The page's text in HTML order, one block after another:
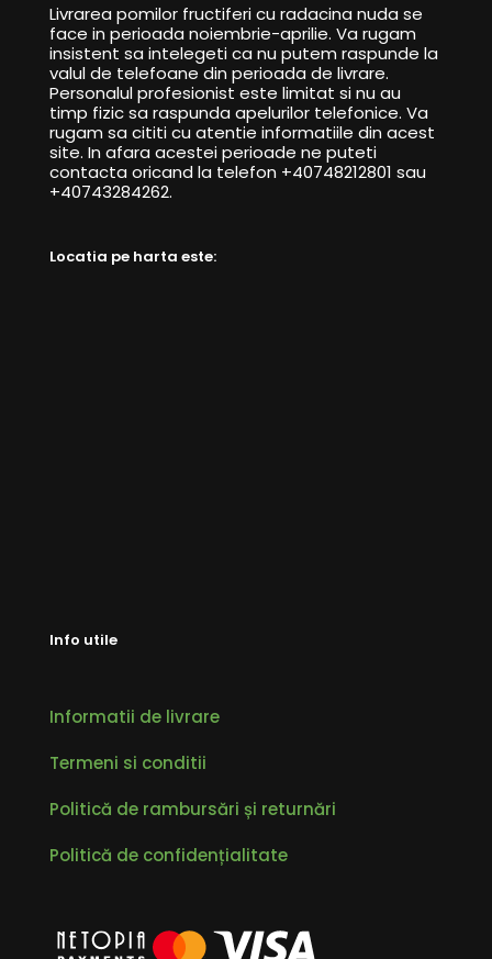
Livrarea pomilor fructiferi cu radacina nuda se
face in perioada noiembrie-aprilie. Va rugam
insistent sa intelegeti ca nu putem raspunde la
valul de telefoane din perioada de livrare.
Personalul profesionist este limitat si nu au
timp fizic sa raspunda apelurilor telefonice. Va
rugam sa cititi cu atentie informatiile din acest
site. In afara acestei perioade ne puteti
contacta oricand la telefon +40748212801 sau
+40743284262.
Locatia pe harta este:
Info utile
Informatii de livrare
Termeni si conditii
Politică de rambursări și returnări
Politică de confidențialitate